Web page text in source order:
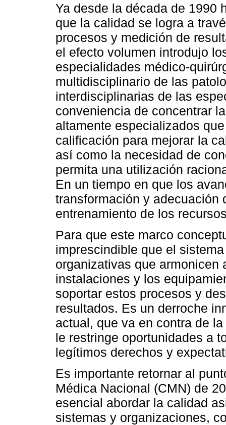
Ya desde la década de 1990
que la calidad se logra a
procesos y medición de
el efecto volumen introdujo
especialidades médico-
multidisciplinario de las
interdisciplinarias de las
conveniencia de concentrar
altamente especializados
calificación para mejorar la
así como la necesidad de
permita una utilización
En un tiempo en que los
transformación y adecuación
entrenamiento de los
Para que este marco
imprescindible que el
organizativas que armonicen
instalaciones y los
soportar estos procesos y
resultados. Es un derroche
actual, que va en contra de
le restringe oportunidades a
legítimos derechos y
Es importante retornar al
Médica Nacional (CMN) de
esencial abordar la calidad
sistemas y organizaciones,